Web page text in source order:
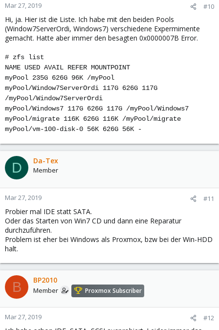
Mar 27, 2019 #10
Hi, ja. Hier ist die Liste. Ich habe mit den beiden Pools
(Window7ServerOrdi, Windows7) verschiedene Expermimente
gemacht. Hatte aber immer den besagten 0x0000007B Error.
# zfs list
NAME USED AVAIL REFER MOUNTPOINT
myPool 235G 626G 96K /myPool
myPool/Window7ServerOrdi 117G 626G 117G
/myPool/Window7ServerOrdi
myPool/Windows7 117G 626G 117G /myPool/Windows7
myPool/migrate 116K 626G 116K /myPool/migrate
myPool/vm-100-disk-0 56K 626G 56K -
D Da-Tex
Member
Mar 27, 2019 #11
Probier mal IDE statt SATA.
Oder das Starten von Win7 CD und dann eine Reparatur
durchzuführen.
Problem ist eher bei Windows als Proxmox, bzw bei der Win-HDD
halt.
B BP2010
Member Proxmox Subscriber
Mar 27, 2019 #12